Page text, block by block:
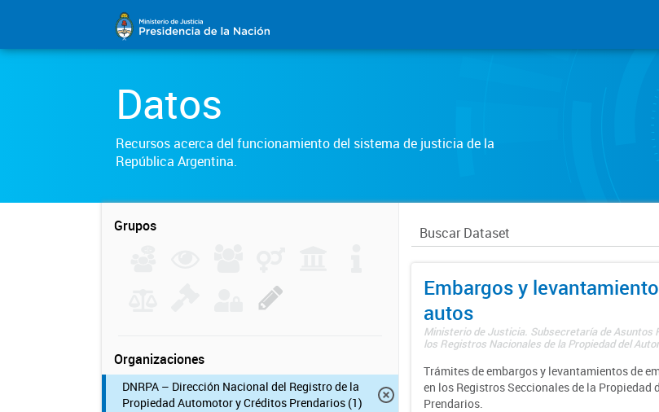
Datos
Recursos acerca del funcionamiento del sistema de justicia de la
República Argentina.
Grupos
Organizaciones
DNRPA – Dirección Nacional del Registro de la
Propiedad Automotor y Créditos Prendarios (1)
Embargos y
autos
Ministerio de Justicia. Subsecretaría de Asuntos
los Registros Nacionales de la Propiedad del
Trámites de embargos y levantamientos de
en los Registros Seccionales de la Propiedad
Prendarios.